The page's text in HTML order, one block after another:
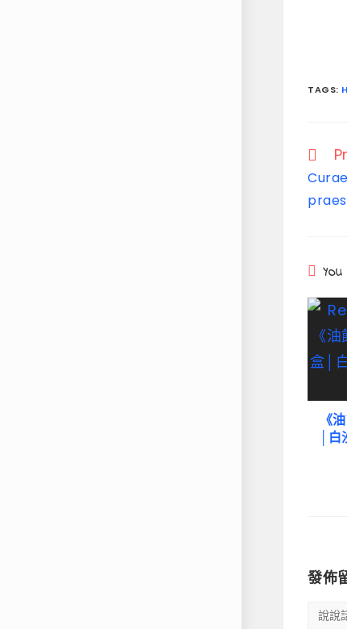
TAGS:
《
│
發佈